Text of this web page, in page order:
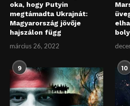
oka, hogy Putyin
megtámadta Ukrajnát:
Magyarország jövője
hajszálon függ
március 26, 2022
9 10